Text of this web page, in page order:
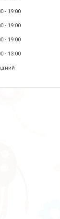
19:00
19:00
19:00
13:00